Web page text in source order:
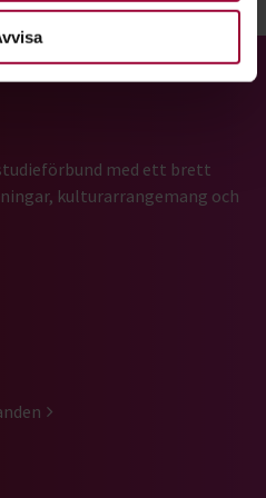
med ett brett
kulturarrangemang och